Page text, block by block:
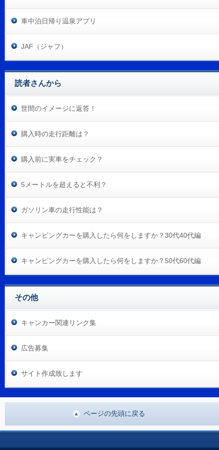
車中泊日帰り温泉アプリ
JAF（ジャフ）
読者さんから
世間のイメージに返答！
購入時の走行距離は？
購入前に実車をチェック？
5メートルを超えると不利？
ガソリン車の走行性能は？
キャンピングカーを購入したら何をしますか？30代40代編
キャンピングカーを購入したら何をしますか？50代60代編
その他
キャンカー関連リンク集
広告募集
サイト作成致します
ページの先頭に戻る